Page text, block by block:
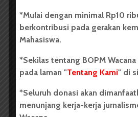
BERITA KAMPUS
*Mulai dengan minimal Rp10
berkontribusi pada gerakan
Mahasiswa.
*Sekilas tentang BOPM
pada laman "Tentang Kami" di
*Seluruh donasi akan
menunjang kerja-kerja